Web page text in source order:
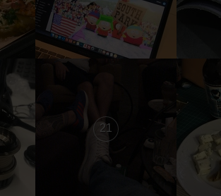
21